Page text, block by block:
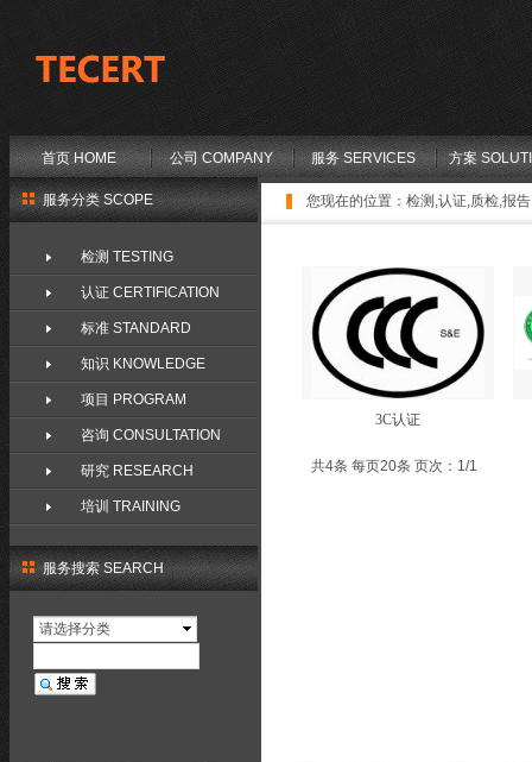
首页 HOME 公司 COMPANY 服务 SERVICES 方案
您现在的位置： 检测,认证,质检,报
服务搜索 SEARCH
请选择分类
3C认证
共4条 每页20条 页次：1/1
服务分类 SCOPE
检测 TESTING
认证 CERTIFICATION
标准 STANDARD
知识 KNOWLEDGE
项目 PROGRAM
咨询 CONSULTATION
研究 RESEARCH
培训 TRAINING